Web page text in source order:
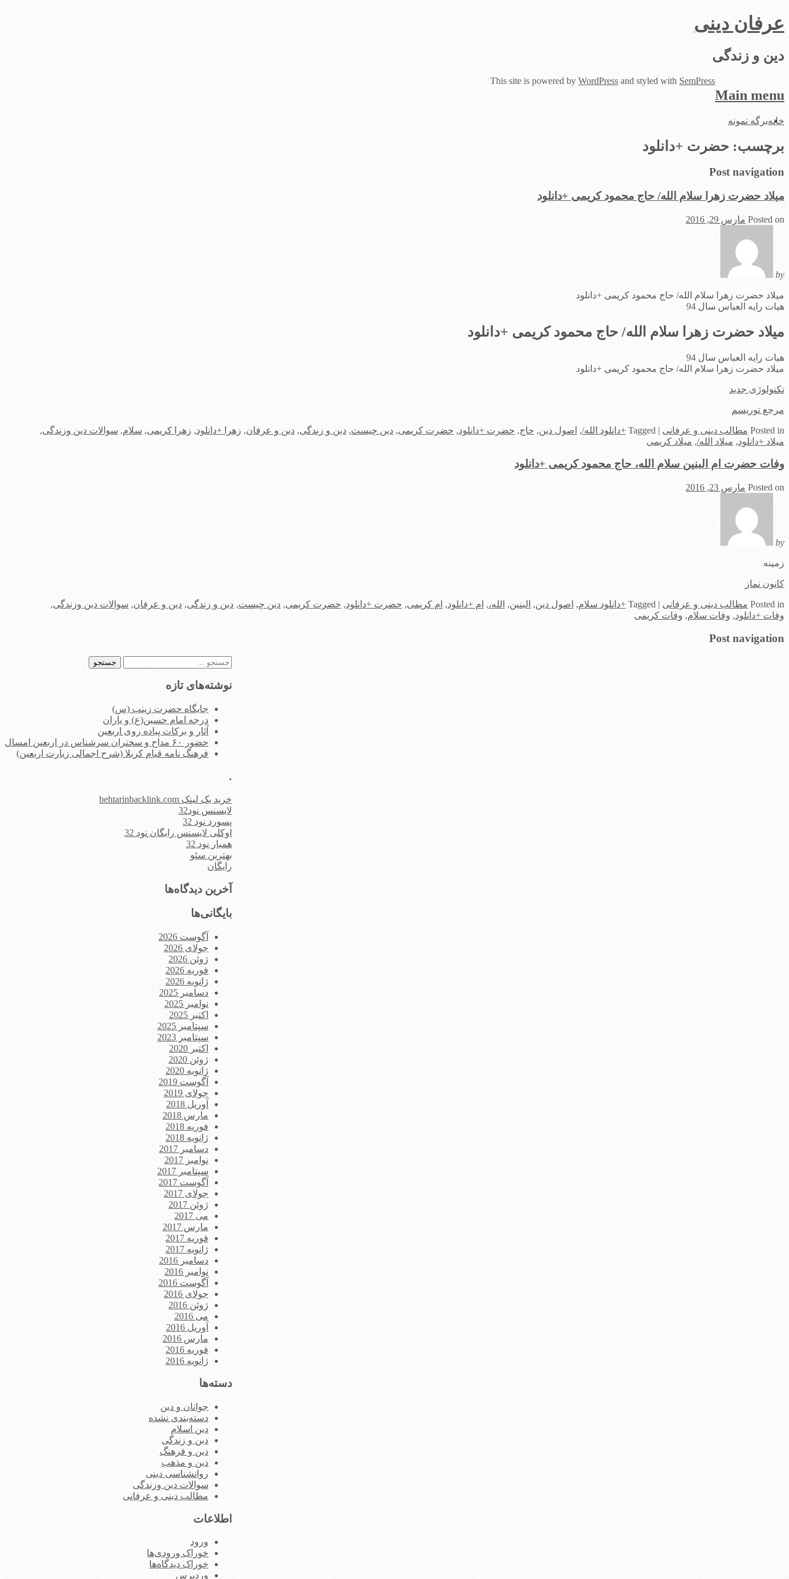
عرفان دینی
دین و زندگی
Main menu
Skip
خانهبرگه نمونه
برچسب: حضرت +دانلود
Post navigation
میلاد حضرت زهرا سلام الله/ حاج محمود کریمی +دانلود
Posted on مارس 29, 2016
by
میلاد حضرت زهرا سلام الله/ حاج محمود کریمی +دانلود
هیات رایه العباس سال 94
میلاد حضرت زهرا سلام الله/ حاج محمود کریمی +دانلود
هیات رایه العباس سال 94
میلاد حضرت زهرا سلام الله/ حاج محمود کریمی +دانلود
تکنولوژی جدید
مرجع توریسم
Posted in مطالب دینی و عرفانی |
Tagged +دانلود الله/, اصول دین, حاج, حضرت +دانلود, حضرت کریمی, دین چیست, دین و زندگی, دین و عرفان, زهرا +دانلود, زهرا کریمی, سلام, سوالات دین وزندگی,
میلاد +دانلود, میلاد الله/, میلاد کریمی
وفات حضرت ام البنین سلام الله، حاج محمود کریمی +دانلود
Posted on مارس 23, 2016
by
زمینه
کانون نماز
Posted in مطالب دینی و عرفانی |
Tagged +دانلود سلام, اصول دین, البنین, الله،, ام +دانلود, ام کریمی, حضرت +دانلود, حضرت کریمی, دین چیست, دین و زندگی, دین و عرفان, سوالات دین وزندگی,
وفات +دانلود, وفات سلام, وفات کریمی
Post navigation
جستجو
نوشته‌های تازه
جایگاه حضرت زینب (س)
درجه امام حسین(ع) و یاران
آثار و برکات پیاده روی اربعین
حضور ۶۰ مداح و سخنران سرشناس در اربعین امسال
فرهنگ نامه قیام کربلا (شرح اجمالی زیارت اربعین)
.
خرید بک لینک behtarinbacklink.com
لایسنس نود32
پسورد نود 32
اوکلی لایسنس رایگان نود 32
همیار نود 32
بهترین سئو
رایگان
آخرین دیدگاه‌ها
بایگانی‌ها
آگوست 2026
جولای 2026
ژوئن 2026
فوریه 2026
ژانویه 2026
دسامبر 2025
نوامبر 2025
اکتبر 2025
سپتامبر 2025
سپتامبر 2023
اکتبر 2020
ژوئن 2020
ژانویه 2020
آگوست 2019
جولای 2019
آوریل 2018
مارس 2018
فوریه 2018
ژانویه 2018
دسامبر 2017
نوامبر 2017
سپتامبر 2017
آگوست 2017
جولای 2017
ژوئن 2017
می 2017
مارس 2017
فوریه 2017
ژانویه 2017
دسامبر 2016
نوامبر 2016
آگوست 2016
جولای 2016
ژوئن 2016
می 2016
آوریل 2016
مارس 2016
فوریه 2016
ژانویه 2016
دسته‌ها
جوانان و دین
دسته‌بندی نشده
دین اسلام
دین و زندگی
دین و فرهنگ
دین و مذهب
روانشناسی دینی
سوالات دین وزندگی
مطالب دینی و عرفانی
اطلاعات
ورود
خوراک ورودی‌ها
خوراک دیدگاه‌ها
وردپرس
This site is powered by WordPress and styled with SemPress